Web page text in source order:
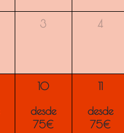
3 4
10 11
desde
75€
desde
75€